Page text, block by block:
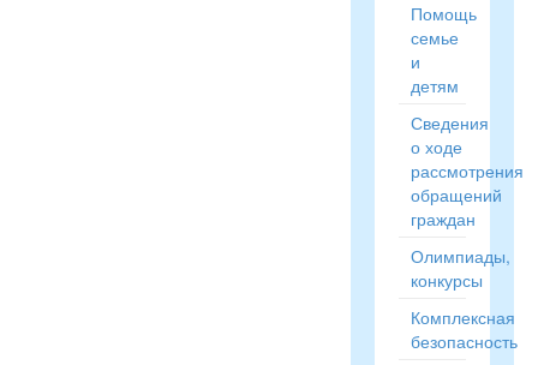
Помощь
семье
и
детям
Сведения
о ходе
рассмотрения
обращений
граждан
Олимпиады,
конкурсы
Комплексная
безопасность